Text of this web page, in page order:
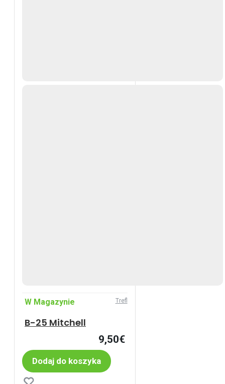
W Magazynie Trefl
B-25 Mitchell
9,50€
Dodaj do koszyka